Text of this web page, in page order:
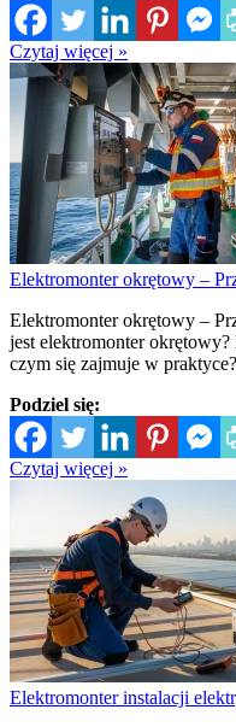
Czytaj więcej »
Elektromonter okrętowy –
Elektromonter okrętowy –
jest elektromonter
czym się zajmuje w
Podziel się:
Czytaj więcej »
Elektromonter instalacji